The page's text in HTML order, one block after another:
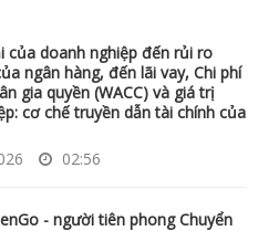
của doanh nghiệp đến rủi ro
ngân hàng, đến lãi vay, Chi phí
gia quyền (WACC) và giá trị
cơ chế truyền dẫn tài chính của
02:56
- người tiên phong Chuyển